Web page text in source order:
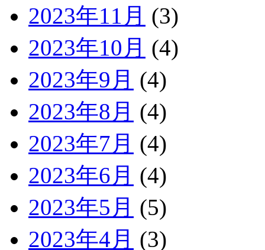
2023年11月 (3)
2023年10月 (4)
2023年9月 (4)
2023年8月 (4)
2023年7月 (4)
2023年6月 (4)
2023年5月 (5)
2023年4月 (3)